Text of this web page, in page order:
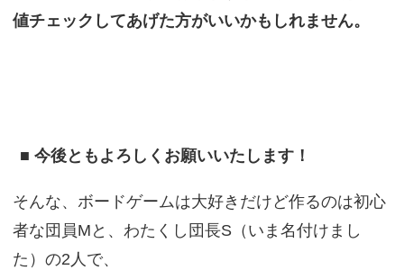
値チェックしてあげた方がいいかもしれません。
■ 今後ともよろしくお願いいたします！
そんな、ボードゲームは大好きだけど作るのは初心
者な団員Mと、わたくし団長S（いま名付けまし
た）の2人で、